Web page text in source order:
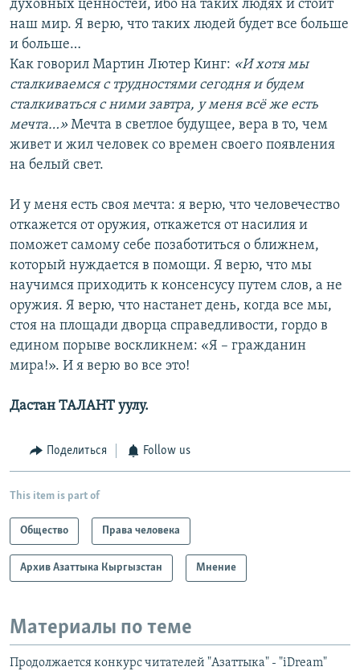
духовных ценностей, ибо на таких людях и стоит
наш мир. Я верю, что таких людей будет все больше
и больше…
Как говорил Мартин Лютер Кинг: «И хотя мы
сталкиваемся с трудностями сегодня и будем
сталкиваться с ними завтра, у меня всё же есть
мечта…» Мечта в светлое будущее, вера в то, чем
живет и жил человек со времен своего появления
на белый свет.
И у меня есть своя мечта: я верю, что человечество
откажется от оружия, откажется от насилия и
поможет самому себе позаботиться о ближнем,
который нуждается в помощи. Я верю, что мы
научимся приходить к консенсусу путем слов, а не
оружия. Я верю, что настанет день, когда все мы,
стоя на площади дворца справедливости, гордо в
едином порыве воскликнем: «Я – гражданин
мира!». И я верю во все это!
Дастан ТАЛАНТ уулу.
Поделиться Follow us
This item is part of
Общество Права человека
Архив Азаттыка Кыргызстан Мнение
Материалы по теме
Продолжается конкурс читателей "Азаттыка" - "iDream"